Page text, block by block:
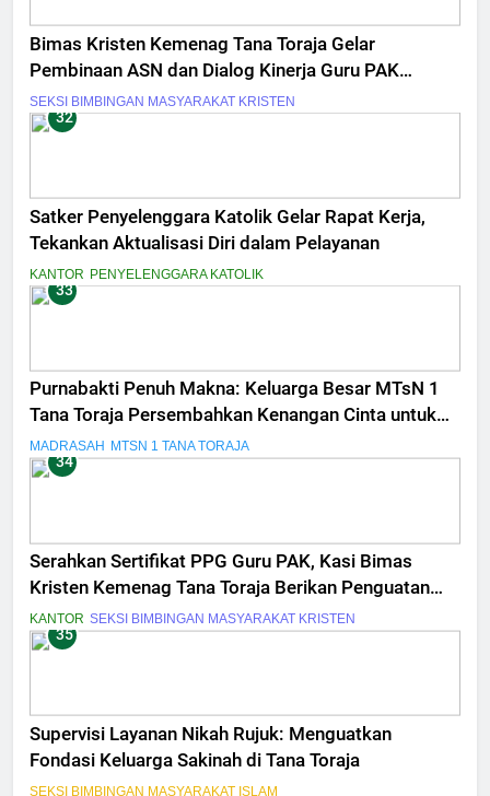
Bimas Kristen Kemenag Tana Toraja Gelar
Pembinaan ASN dan Dialog Kinerja Guru PAK
Tingkat Menengah
SEKSI BIMBINGAN MASYARAKAT KRISTEN
32
Satker Penyelenggara Katolik Gelar Rapat Kerja,
Tekankan Aktualisasi Diri dalam Pelayanan
KANTOR PENYELENGGARA KATOLIK
33
Purnabakti Penuh Makna: Keluarga Besar MTsN 1
Tana Toraja Persembahkan Kenangan Cinta untuk
Drs. Shabran Halim
MADRASAH MTSN 1 TANA TORAJA
34
Serahkan Sertifikat PPG Guru PAK, Kasi Bimas
Kristen Kemenag Tana Toraja Berikan Penguatan
Profesionalime dan Peningkatan Kompetensi
KANTOR SEKSI BIMBINGAN MASYARAKAT KRISTEN
35
Supervisi Layanan Nikah Rujuk: Menguatkan
Fondasi Keluarga Sakinah di Tana Toraja
SEKSI BIMBINGAN MASYARAKAT ISLAM